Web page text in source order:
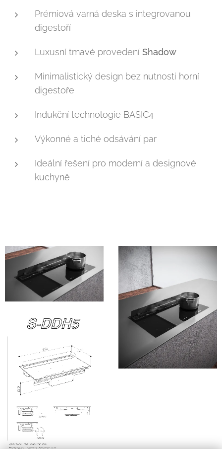
Prémiová varná deska s integrovanou
digestoří
Luxusní tmavé provedení Shadow
Minimalistický design bez nutnosti horní
digestoře
Indukční technologie BASIC4
Výkonné a tiché odsávání par
Ideální řešení pro moderní a designové
kuchyně